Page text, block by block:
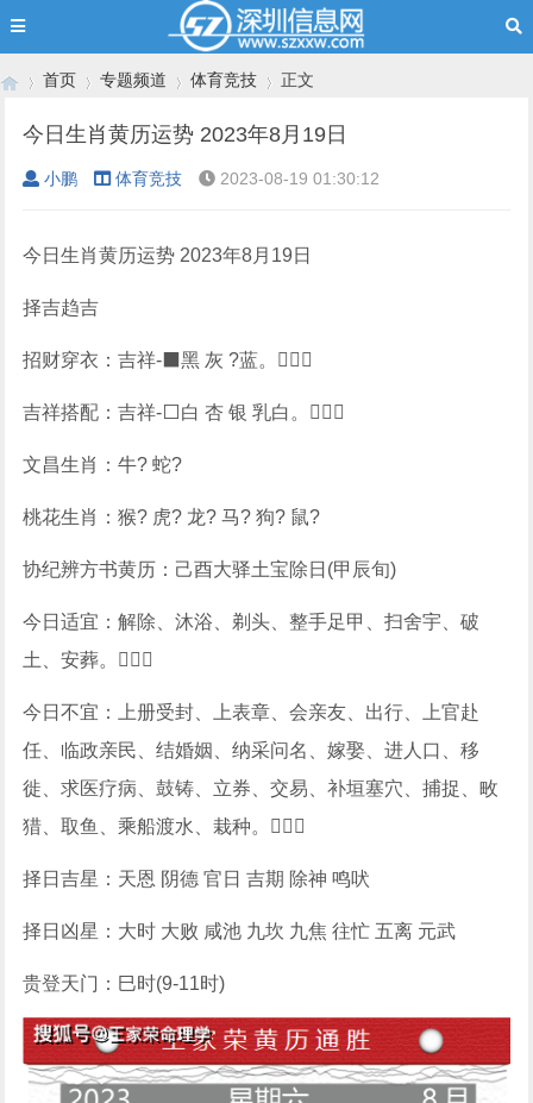
›
首页
›
专题频道
›
体育竞技
›
正文
今日生肖黄历运势 2023年8月19日
小鹏 体育竞技 2023-08-19 01:30:12
今日生肖黄历运势 2023年8月19日
择吉趋吉
招财穿衣：吉祥-⬛黑 灰 ?蓝。
吉祥搭配：吉祥-⬜白 杏 银 乳白。
文昌生肖：牛? 蛇?
桃花生肖：猴? 虎? 龙? 马? 狗? 鼠?
协纪辨方书黄历：己酉大驿土宝除日(甲辰旬)
今日适宜：解除、沐浴、剃头、整手足甲、扫舍宇、破
土、安葬。
今日不宜：上册受封、上表章、会亲友、出行、上官赴
任、临政亲民、结婚姻、纳采问名、嫁娶、进人口、移
徙、求医疗病、鼓铸、立券、交易、补垣塞穴、捕捉、畋
猎、取鱼、乘船渡水、栽种。
择日吉星：天恩 阴德 官日 吉期 除神 鸣吠
择日凶星：大时 大败 咸池 九坎 九焦 往忙 五离 元武
贵登天门：巳时(9-11时)